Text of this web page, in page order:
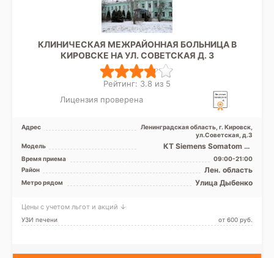
КЛИНИЧЕСКАЯ МЕЖРАЙОННАЯ БОЛЬНИЦА В
КИРОВСКЕ НА УЛ. СОВЕТСКАЯ Д. 3
Рейтинг: 3.8 из 5
Лицензия проверена
Адрес
Ленинградская область, г. Кировск,
ул.Советская, д.3
Модель
КТ Siemens Somatom 16
срезов, УЗИ
Время приема
09:00-21:00
Район
Лен. область
Метро рядом Улица Дыбенко
Цены с учетом льгот и акций ↓
УЗИ печени от 600 pуб.